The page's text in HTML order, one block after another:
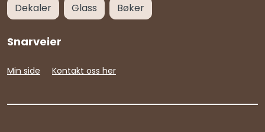
Dekaler Glass Bøker
Min side Kontakt oss her
Snarveier